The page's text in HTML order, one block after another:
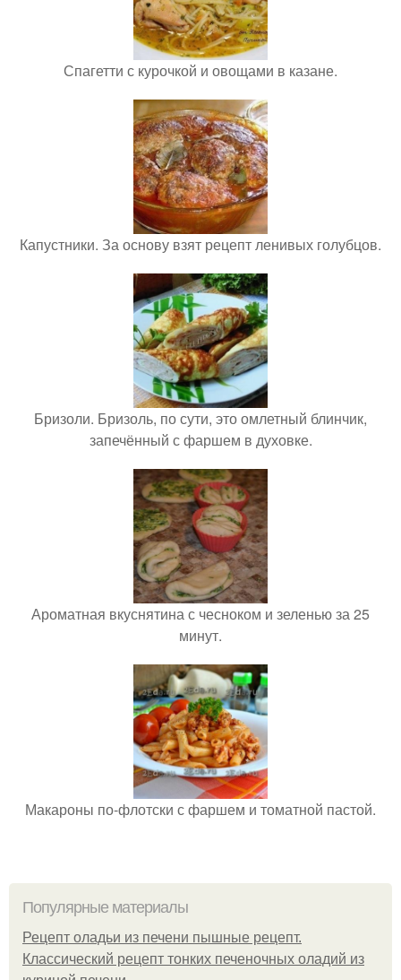
Спагетти с курочкой и овощами в казане.
Капустники. За основу взят рецепт ленивых голубцов.
Бризоли. Бризоль, по сути, это омлетный блинчик,
запечённый с фаршем в духовке.
Ароматная вкуснятина с чесноком и зеленью за 25
минут.
Макароны по-флотски с фаршем и томатной пастой.
Популярные материалы
Рецепт оладьи из печени пышные рецепт.
Классический рецепт тонких печеночных оладий из